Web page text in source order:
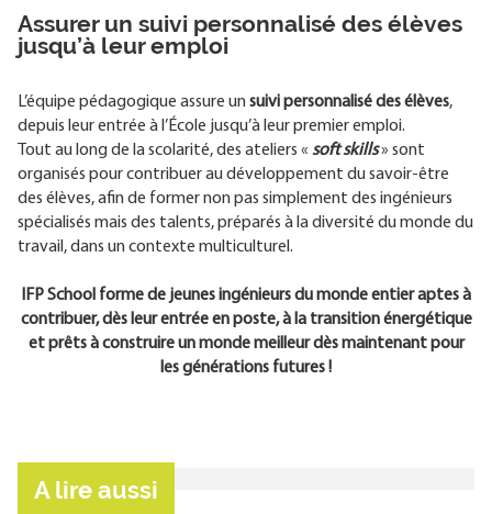
Assurer un suivi personnalisé des élèves
jusqu’à leur emploi
L’équipe pédagogique assure un suivi personnalisé des élèves,
depuis leur entrée à l’École jusqu’à leur premier emploi.
Tout au long de la scolarité, des ateliers « soft skills» sont
organisés pour contribuer au développement du savoir-être
des élèves, afin de former non pas simplement des ingénieurs
spécialisés mais des talents, préparés à la diversité du monde du
travail, dans un contexte multiculturel.
IFP School forme de jeunes ingénieurs du monde entier aptes à
contribuer, dès leur entrée en poste, à la transition énergétique
et prêts à construire un monde meilleur dès maintenant pour
les générations futures !
A lire aussi